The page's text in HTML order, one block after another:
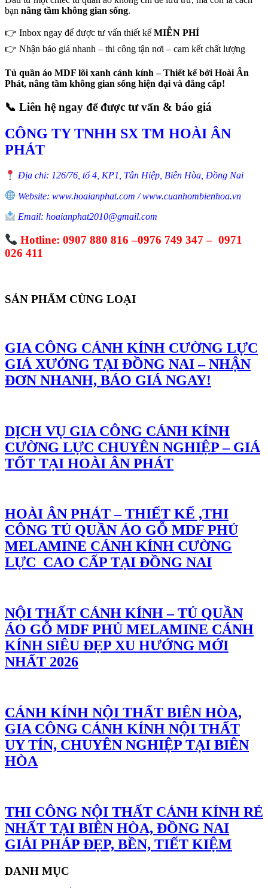
bạn nâng tầm không gian sống.
👉 Inbox ngay để được tư vấn thiết kế MIỄN PHÍ
👉 Nhận báo giá nhanh – thi công tận nơi – cam kết chất lượng
Tủ quần áo MDF lõi xanh cánh kính – Thiết kế bởi Hoài Ân
Phát, nâng tầm không gian sống hiện đại và đẳng cấp!
📞 Liên hệ ngay để được tư vấn & báo giá
CÔNG TY TNHH SX TM HOÀI ÂN
PHÁT
Địa chỉ: 126/76, tổ 4, KP1, Tân Hiệp, Biên Hòa, Đồng Nai
Website: www.hoaianphat.com / www.cuanhombienhoa.vn
Email: hoaianphat2010@gmail.com
Hotline: 0907 880 816 –0976 749 347 – 0971
026 411
SẢN PHẨM CÙNG LOẠI
GIA CÔNG CÁNH KÍNH CƯỜNG LỰC
GIÁ XƯỞNG TẠI ĐỒNG NAI – NHẬN
ĐƠN NHANH, BÁO GIÁ NGAY!
DỊCH VỤ GIA CÔNG CÁNH KÍNH
CƯỜNG LỰC CHUYÊN NGHIỆP – GIÁ
TỐT TẠI HOÀI ÂN PHÁT
HOÀI ÂN PHÁT – THIẾT KẾ ,THI
CÔNG TỦ QUẦN ÁO GỖ MDF PHỦ
MELAMINE CÁNH KÍNH CƯỜNG
LỰC CAO CẤP TẠI ĐỒNG NAI
NỘI THẤT CÁNH KÍNH – TỦ QUẦN
ÁO GỖ MDF PHỦ MELAMINE CÁNH
KÍNH SIÊU ĐẸP XU HƯỚNG MỚI
NHẤT 2026
CÁNH KÍNH NỘI THẤT BIÊN HÒA,
GIA CÔNG CÁNH KÍNH NỘI THẤT
UY TÍN, CHUYÊN NGHIỆP TẠI BIÊN
HÒA
THI CÔNG NỘI THẤT CÁNH KÍNH RẺ
NHẤT TẠI BIÊN HÒA, ĐỒNG NAI
GIẢI PHÁP ĐẸP, BỀN, TIẾT KIỆM
DANH MỤC